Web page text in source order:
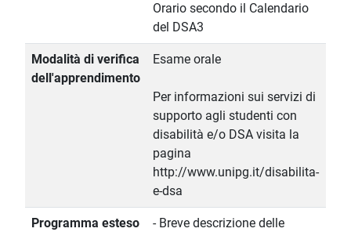
Orario secondo il Calendario
del DSA3
Modalità di verifica
dell'apprendimento
Esame orale
Per informazioni sui servizi di
supporto agli studenti con
disabilità e/o DSA visita la
pagina
http://www.unipg.it/disabilita-
e-dsa
Programma esteso
- Breve descrizione delle